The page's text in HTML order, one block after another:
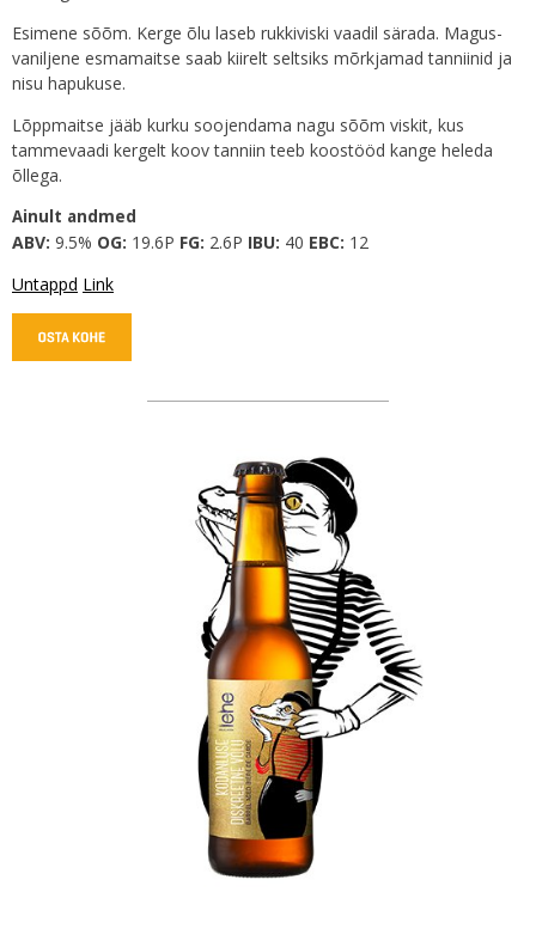
Esimene sõõm. Kerge õlu laseb rukkiviski vaadil särada. Magus-
vaniljene esmamaitse saab kiirelt seltsiks mõrkjamad tanniinid ja
nisu hapukuse.
Lõppmaitse jääb kurku soojendama nagu sõõm viskit, kus
tammevaadi kergelt koov tanniin teeb koostööd kange heleda
õllega.
Ainult andmed
ABV: 9.5% OG: 19.6P FG: 2.6P IBU: 40 EBC: 12
Untappd Link